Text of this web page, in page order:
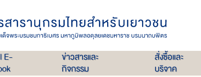
E-
ข่าวสารและ
กิจกรรม
สั่งซื้อและ
บริจาค